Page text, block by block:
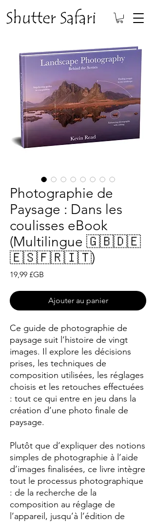
Photographie de
Paysage : Dans les
coulisses eBook
(Multilingue 🇬🇧🇩🇪
🇪🇸🇫🇷🇮🇹)
19,99 £GB
Ajouter au panier
Ce guide de photographie de
paysage suit l’histoire de vingt
images. Il explore les décisions
prises, les techniques de
composition utilisées, les réglages
choisis et les retouches effectuées
: tout ce qui entre en jeu dans la
création d’une photo finale de
paysage.
Plutôt que d’expliquer des notions
simples de photographie à l’aide
d’images finalisées, ce livre intègre
tout le processus photographique
: de la recherche de la
composition au réglage de
l’appareil, jusqu’à l’édition de